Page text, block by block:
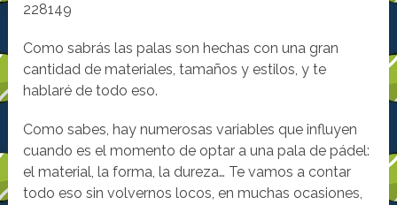
228149
Como sabrás las palas son hechas con una gran
cantidad de materiales, tamaños y estilos, y te
hablaré de todo eso.
Como sabes, hay numerosas variables que influyen
cuando es el momento de optar a una pala de pádel:
el material, la forma, la dureza… Te vamos a contar
todo eso sin volvernos locos, en muchas ocasiones,